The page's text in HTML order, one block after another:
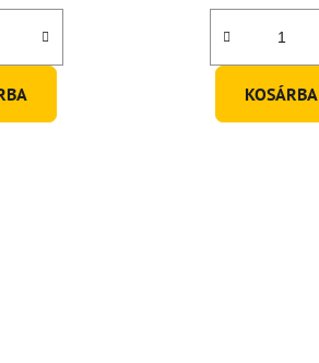
KOSÁRBA